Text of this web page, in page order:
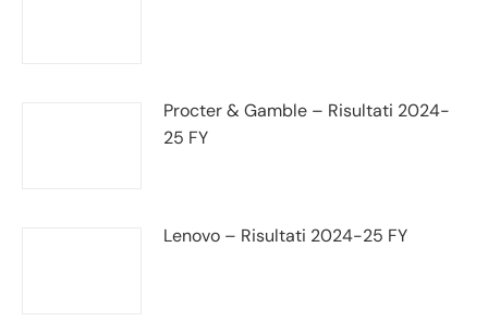
Procter & Gamble – Risultati 2024-
25 FY
Lenovo – Risultati 2024-25 FY